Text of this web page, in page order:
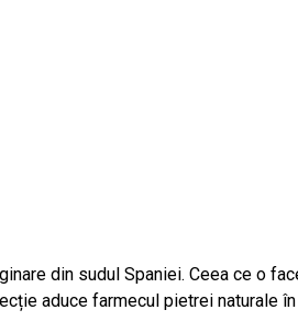
din sudul Spaniei. Ceea ce o
aduce farmecul pietrei naturale